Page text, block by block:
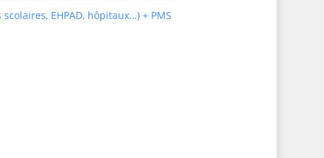
EHPAD, hôpitaux…) + PMS